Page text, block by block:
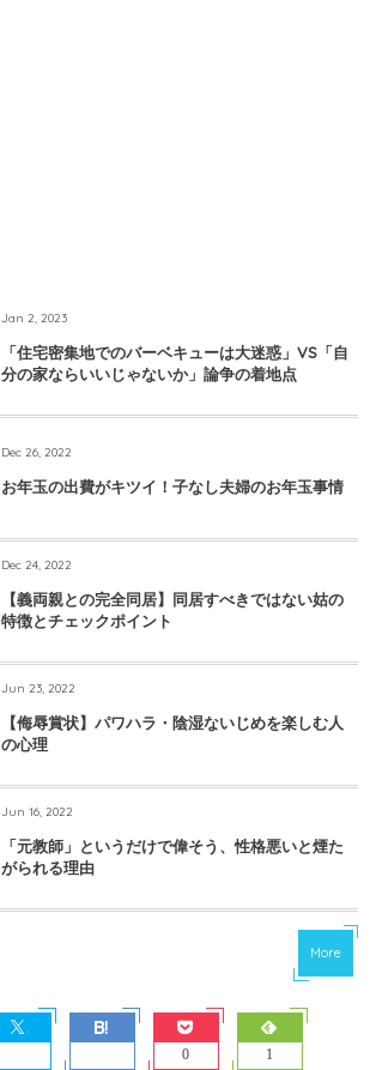
Jan 2, 2023
「住宅密集地でのバーベキューは大迷惑」VS「自
分の家ならいいじゃないか」論争の着地点
Dec 26, 2022
お年玉の出費がキツイ！子なし夫婦のお年玉事情
Dec 24, 2022
【義両親との完全同居】同居すべきではない姑の
特徴とチェックポイント
Jun 23, 2022
【侮辱賞状】パワハラ・陰湿ないじめを楽しむ人
の心理
Jun 16, 2022
「元教師」というだけで偉そう、性格悪いと煙た
がられる理由
More
0 1